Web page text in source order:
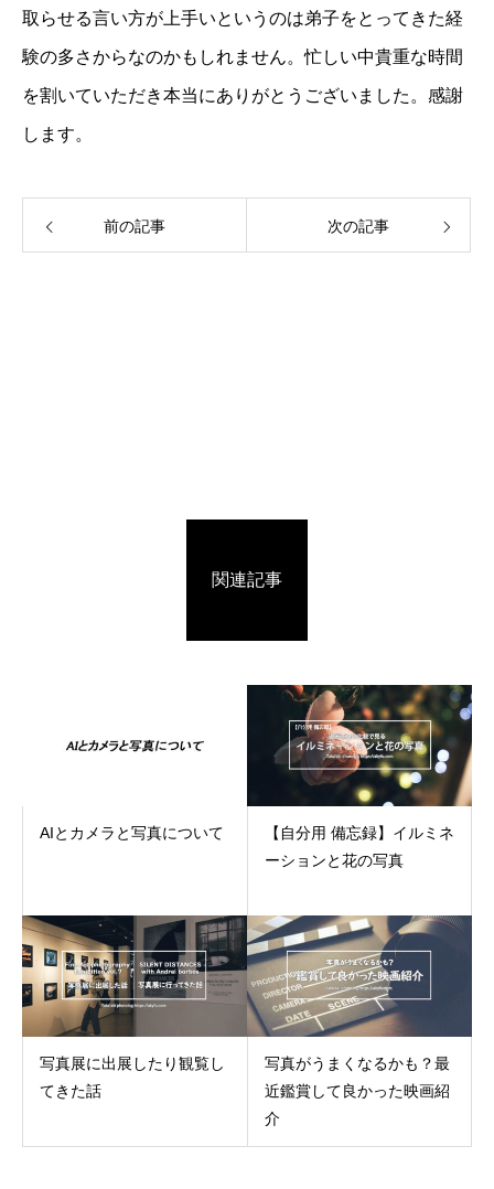
取らせる言い方が上手いというのは弟子をとってきた経
験の多さからなのかもしれません。忙しい中貴重な時間
を割いていただき本当にありがとうございました。感謝
します。
前の記事 次の記事
関連記事
AIとカメラと写真について
【自分用 備忘録】イルミネ
ーションと花の写真
写真展に出展したり観覧し
てきた話
写真がうまくなるかも？最
近鑑賞して良かった映画紹
介